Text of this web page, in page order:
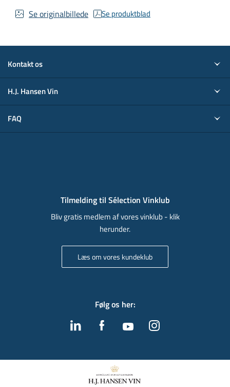
Se originalbillede
Se produktblad
Kontakt os
H.J. Hansen Vin
FAQ
Tilmelding til Sélection Vinklub
Bliv gratis medlem af vores vinklub - klik
herunder.
Læs om vores kundeklub
Følg os her: